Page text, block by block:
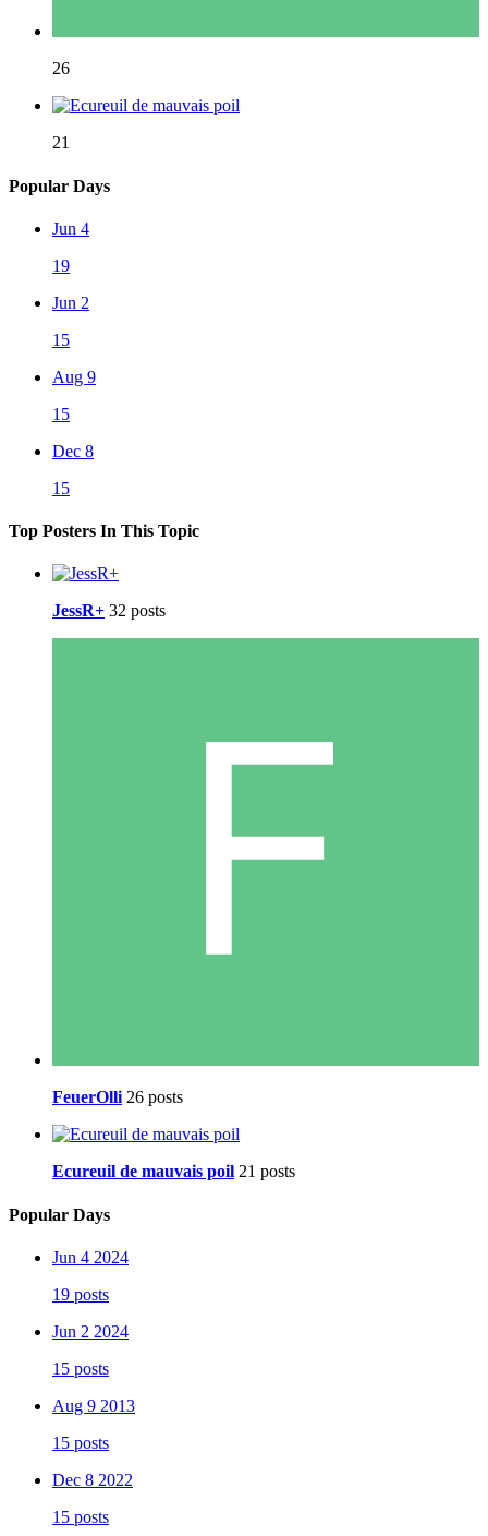
26
21
Popular Days
Jun 4
19
Jun 2
15
Aug 9
15
Dec 8
15
Top Posters In This Topic
JessR+ 32 posts
FeuerOlli 26 posts
Ecureuil de mauvais poil 21 posts
Popular Days
Jun 4 2024
19 posts
Jun 2 2024
15 posts
Aug 9 2013
15 posts
Dec 8 2022
15 posts